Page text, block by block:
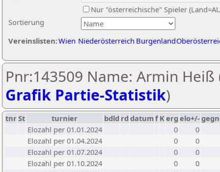
Sortierung
Nur "österreichische" Spieler
Vereinslisten:Wien Niederösterreich Burgenland
Pnr:143509 Name: Armin Heiß
Grafik Partie-Statistik)
tnrSt turnier bdld rd datumf Kerg elo+/-
Elozahl per 01.01.2024
0
0
Elozahl per 01.04.2024
0
0
Elozahl per 01.07.2024
0
0
Elozahl per 01.10.2024
0
0